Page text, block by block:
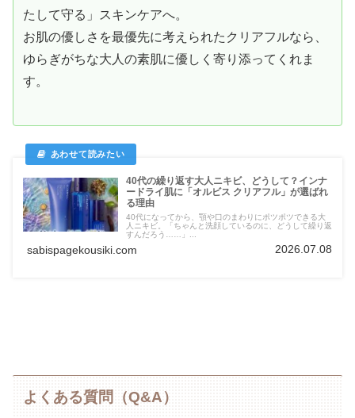
たして守る」スキンケアへ。
お肌の優しさを最優先に考えられたクリアフルなら、
ゆらぎがちな大人の素肌に優しく寄り添ってくれま
す。
40代の繰り返す大人ニキビ、どうして？インナ
ードライ肌に「オルビス クリアフル」が選ばれ
る理由
40代になってから、顎や口のまわりにポツポツできる大
人ニキビ。「ちゃんと洗顔しているのに、どうして繰り返
すんだろう……」...
sabispagekousiki.com 2026.07.08
よくある質問（Q&A）